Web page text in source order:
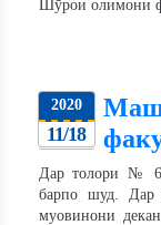
Шӯрои олимони
2020
11/18
Дар толори № 6
барпо шуд. Дар
муовинони